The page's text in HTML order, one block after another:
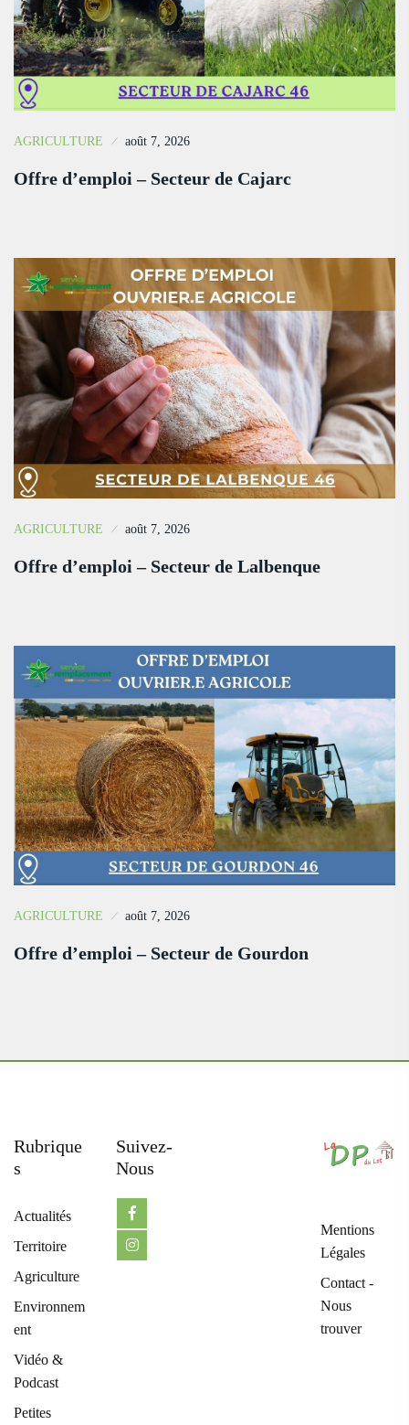
AGRICULTURE août 7, 2026
Offre d’emploi – Secteur de Cajarc
AGRICULTURE août 7, 2026
Offre d’emploi – Secteur de Lalbenque
AGRICULTURE août 7, 2026
Offre d’emploi – Secteur de Gourdon
Rubrique
S
Actualités
Territoire
Agriculture
Environnem
ent
Vidéo &
Podcast
Petites
Suivez-
Nous
Mentions
Légales
Contact -
Nous
trouver